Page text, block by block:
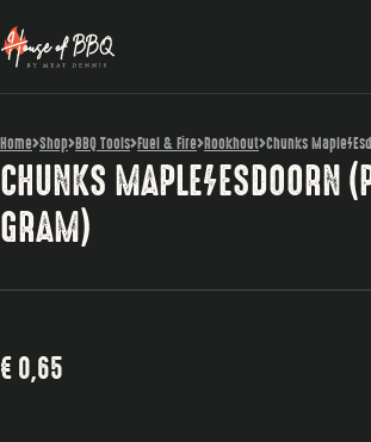
Home Shop BBQ Tools Fuel & Fire Rookhout Chunks Maple/
CHUNKS MAPLE/ESDOORN
GRAM)
€ 0,65